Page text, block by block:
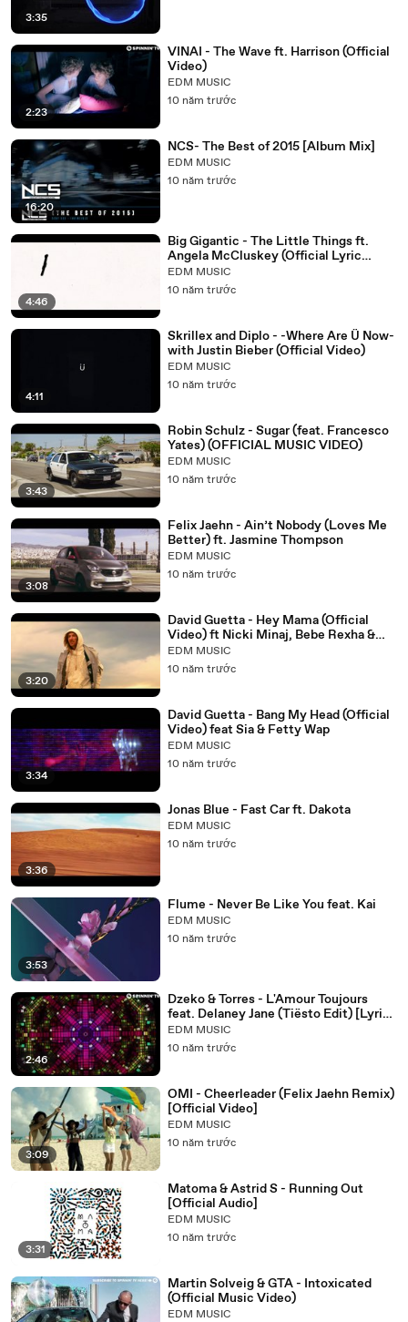
3:35
2:23
VINAI - The Wave ft. Harrison (Official
Video)
EDM MUSIC
10 năm trước
16:20
NCS- The Best of 2015 [Album Mix]
EDM MUSIC
10 năm trước
4:46
Big Gigantic - The Little Things ft.
Angela McCluskey (Official Lyric
Video)
EDM MUSIC
10 năm trước
4:11
Skrillex and Diplo - -Where Are Ü Now-
with Justin Bieber (Official Video)
EDM MUSIC
10 năm trước
3:43
Robin Schulz - Sugar (feat. Francesco
Yates) (OFFICIAL MUSIC VIDEO)
EDM MUSIC
10 năm trước
3:08
Felix Jaehn - Ain’t Nobody (Loves Me
Better) ft. Jasmine Thompson
EDM MUSIC
10 năm trước
3:20
David Guetta - Hey Mama (Official
Video) ft Nicki Minaj, Bebe Rexha &
Afrojack
EDM MUSIC
10 năm trước
3:34
David Guetta - Bang My Head (Official
Video) feat Sia & Fetty Wap
EDM MUSIC
10 năm trước
3:36
Jonas Blue - Fast Car ft. Dakota
EDM MUSIC
10 năm trước
3:53
Flume - Never Be Like You feat. Kai
EDM MUSIC
10 năm trước
2:46
Dzeko & Torres - L'Amour Toujours
feat. Delaney Jane (Tiësto Edit) [Lyric
Video]
EDM MUSIC
10 năm trước
3:09
OMI - Cheerleader (Felix Jaehn Remix)
[Official Video]
EDM MUSIC
10 năm trước
3:31
Matoma & Astrid S - Running Out
[Official Audio]
EDM MUSIC
10 năm trước
Martin Solveig & GTA - Intoxicated
(Official Music Video)
EDM MUSIC